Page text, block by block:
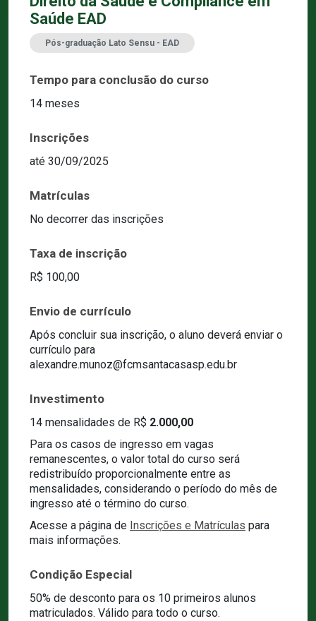
Saúde EAD
Pós-graduação Lato Sensu - EAD
Tempo para conclusão do curso
14 meses
Inscrições
até 30/09/2025
Matrículas
No decorrer das inscrições
Taxa de inscrição
R$ 100,00
Envio de currículo
Após concluir sua inscrição, o aluno deverá enviar o
currículo para
alexandre.munoz@fcmsantacasasp.edu.br
Investimento
14 mensalidades de R$ 2.000,00
Para os casos de ingresso em vagas
remanescentes, o valor total do curso será
redistribuído proporcionalmente entre as
mensalidades, considerando o período do mês de
ingresso até o término do curso.
Acesse a página de Inscrições e Matrículas para
mais informações.
Condição Especial
50% de desconto para os 10 primeiros alunos
matriculados. Válido para todo o curso.